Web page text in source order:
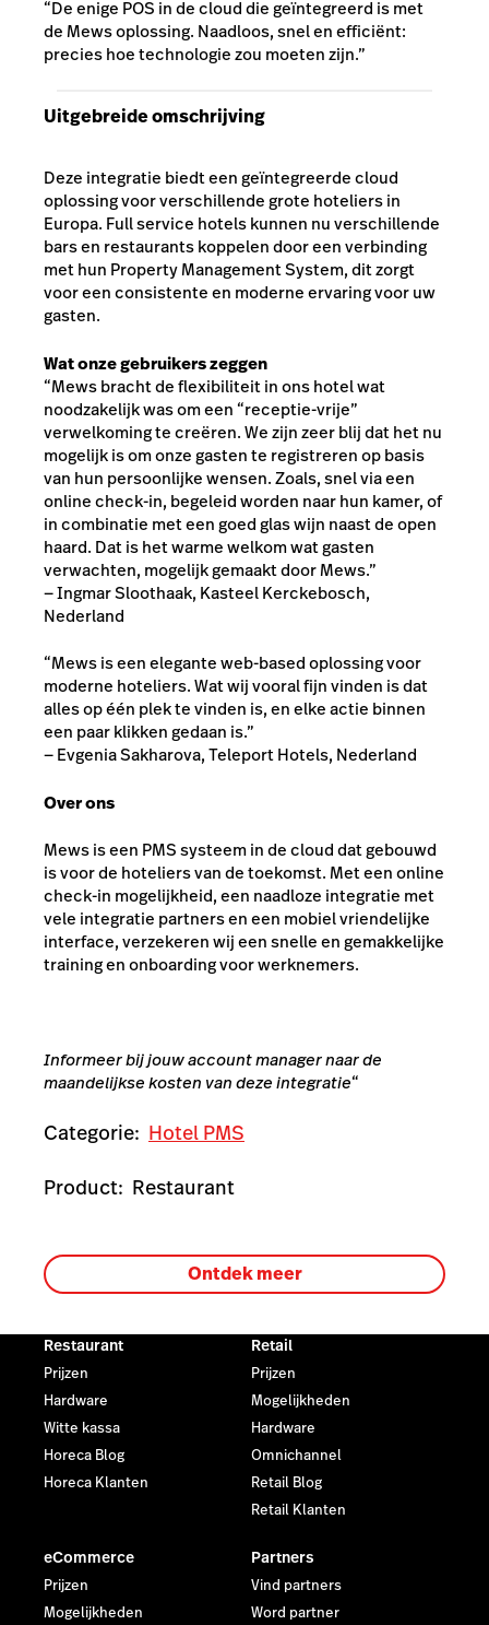
“De enige POS in de cloud die geïntegreerd is met
de Mews oplossing. Naadloos, snel en efficiënt:
precies hoe technologie zou moeten zijn.”
Uitgebreide omschrijving
Deze integratie biedt een geïntegreerde cloud
oplossing voor verschillende grote hoteliers in
Europa. Full service hotels kunnen nu verschillende
bars en restaurants koppelen door een verbinding
met hun Property Management System, dit zorgt
voor een consistente en moderne ervaring voor uw
gasten.
Wat onze gebruikers zeggen
“Mews bracht de flexibiliteit in ons hotel wat
noodzakelijk was om een “receptie-vrije”
verwelkoming te creëren. We zijn zeer blij dat het nu
mogelijk is om onze gasten te registreren op basis
van hun persoonlijke wensen. Zoals, snel via een
online check-in, begeleid worden naar hun kamer, of
in combinatie met een goed glas wijn naast de open
haard. Dat is het warme welkom wat gasten
verwachten, mogelijk gemaakt door Mews.”
— Ingmar Sloothaak, Kasteel Kerckebosch,
Nederland
“Mews is een elegante web-based oplossing voor
moderne hoteliers. Wat wij vooral fijn vinden is dat
alles op één plek te vinden is, en elke actie binnen
een paar klikken gedaan is.”
— Evgenia Sakharova, Teleport Hotels, Nederland
Over ons
Mews is een PMS systeem in de cloud dat gebouwd
is voor de hoteliers van de toekomst. Met een online
check-in mogelijkheid, een naadloze integratie met
vele integratie partners en een mobiel vriendelijke
interface, verzekeren wij een snelle en gemakkelijke
training en onboarding voor werknemers.
Informeer bij jouw account manager naar de
maandelijkse kosten van deze integratie“
Categorie: Hotel PMS
Product: Restaurant
Ontdek meer
Restaurant
Prijzen
Hardware
Witte kassa
Horeca Blog
Horeca Klanten
Retail
Prijzen
Mogelijkheden
Hardware
Omnichannel
Retail Blog
Retail Klanten
eCommerce
Prijzen
Mogelijkheden
Partners
Vind partners
Word partner